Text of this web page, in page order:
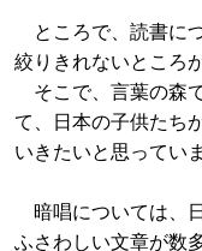
ところで、読書に
絞りきれないところ
そこで、言葉の森
て、日本の子供たち
いきたいと思っていま
暗唱については、
ふさわしい文章が数